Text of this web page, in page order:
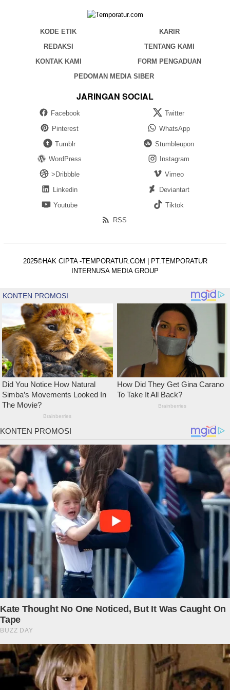
KODE ETIK
KARIR
REDAKSI
TENTANG KAMI
KONTAK KAMI
FORM PENGADUAN
PEDOMAN MEDIA SIBER
JARINGAN SOCIAL
Facebook
Twitter
Pinterest
WhatsApp
Tumblr
Stumbleupon
WordPress
Instagram
>Dribbble
Vimeo
Linkedin
Deviantart
Youtube
Tiktok
RSS
2025©HAK CIPTA -TEMPORATUR.COM | PT.TEMPORATUR
INTERNUSA MEDIA GROUP